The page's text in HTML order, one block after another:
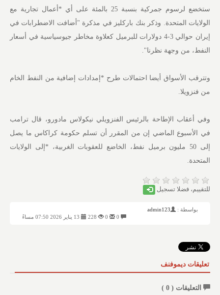
ستخضع لرسوم جمركية بنسبة 25 بالمئة على أي *أعمال تجارية مع
الولايات المتحدة. وذكر بنك باركليز في مذكرة "أضافت الاضطرابات في
إيران حوالي 3-4 دولارات للبرميل كعلاوة مخاطر جيوسياسية في أسعار
النفط، من وجهة نظرنا".
وتترقب الأسواق أيضا احتمالات طرح *إمدادات إضافية من النفط الخام
من فنزويلا.
وفي أعقاب الإطاحة بالرئيس الفنزويلي نيكولاس مادورو، قال ترامب
في الأسبوع الماضي إن من المقرر أن تسلم حكومة كراكاس ما يصل
إلى 50 مليون برميل نفط، الخاضع للعقوبات الغربية، *إلى الولايات
المتحدة.
للتقييم، فضلا تسجيل
بواسطة :
admin123
228
تعليقات ديموفنف
التعليقات ( 0
)